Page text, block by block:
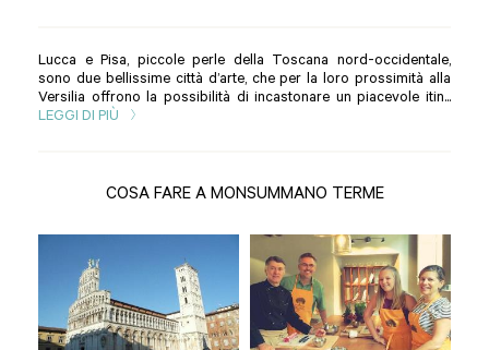
Lucca e Pisa, piccole perle della Toscana nord-occidentale,
sono due bellissime città d’arte, che per la loro prossimità alla
Versilia offrono la possibilità di incastonare un piacevole itin...
LEGGI DI PIÙ
COSA FARE A MONSUMMANO TERME